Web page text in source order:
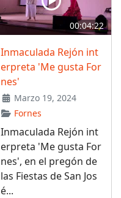
00:04:22
Inmaculada Rejón int
erpreta 'Me gusta For
nes'
Marzo 19, 2024
Fornes
Inmaculada Rejón int
erpreta 'Me gusta For
nes', en el pregón de
las Fiestas de San Jos
é...